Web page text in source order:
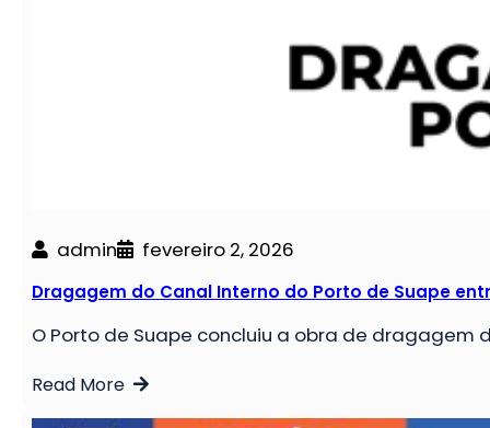
admin fevereiro 2, 2026
Dragagem do Canal Interno do Porto de Suape
O Porto de Suape concluiu a obra de dragagem
Read More